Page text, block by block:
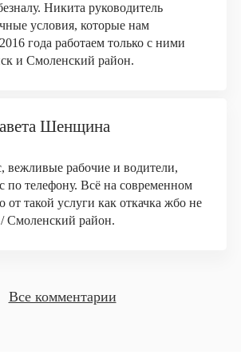
Никита руководитель
условия, которые нам
года работаем только с ними
и Смоленский район.
Шенщина
вежливые рабочие и водители,
по телефону. Всё на современном
от такой услуги как откачка жбо не
Смоленский район.
Все комментарии